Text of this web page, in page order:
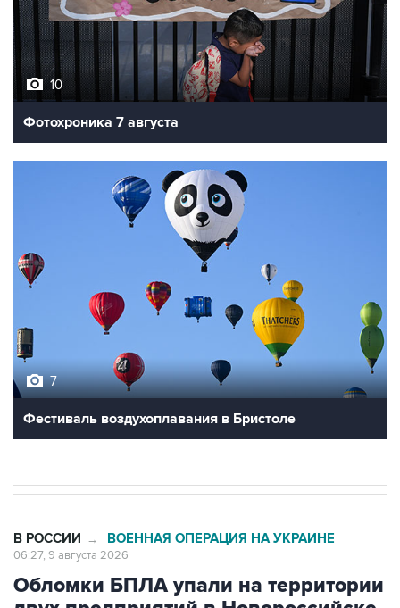
10
Фотохроника 7 августа
7
Фестиваль воздухоплавания в Бристоле
В РОССИИ → ВОЕННАЯ ОПЕРАЦИЯ НА УКРАИНЕ
06:27, 9 августа 2026
Обломки БПЛА упали на территории